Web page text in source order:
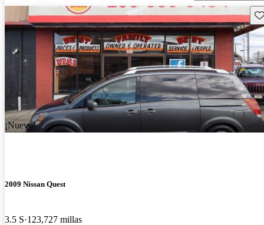
¡Nuevo!
2009 Nissan Quest
3.5 S 123,727 millas